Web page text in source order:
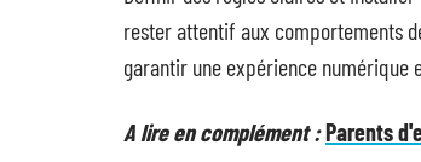
rester attentif aux comportements
garantir une expérience numérique
A lire en complément :Parents